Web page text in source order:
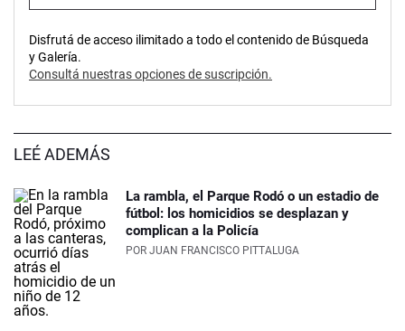
Disfrutá de acceso ilimitado a todo el contenido de Búsqueda
y Galería.
Consultá nuestras opciones de suscripción.
LEÉ ADEMÁS
La rambla, el Parque Rodó o un estadio de
fútbol: los homicidios se desplazan y
complican a la Policía
POR JUAN FRANCISCO PITTALUGA